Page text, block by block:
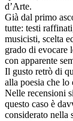
d’Arte.
Già dal primo
tutte: testi
musicisti, scelta
grado di evocare
con apparente
Il gusto retrò di
alla poesia che lo
Nelle recensioni
questo caso è
considerato nella